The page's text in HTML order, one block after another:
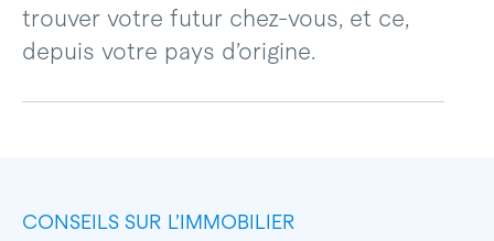
trouver votre futur chez-vous, et ce,
depuis votre pays d’origine.
CONSEILS SUR L’IMMOBILIER